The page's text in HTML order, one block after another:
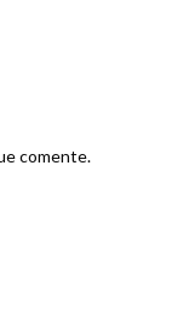
comente.